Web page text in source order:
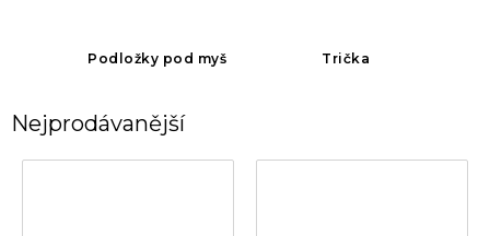
Podložky pod myš Trička
Nejprodávanější